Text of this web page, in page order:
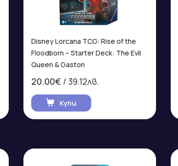
Disney Lorcana TCG: Rise of the
Floodborn – Starter Deck: The Evil
Queen & Gaston
20.00€ / 39.12лв.
Купи